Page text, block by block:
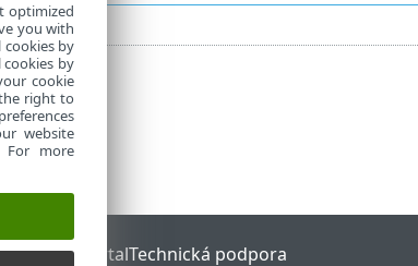
Status PortalTechnická podpora
optimized
you with
cookies by
cookies by
cookie
right to
website
more